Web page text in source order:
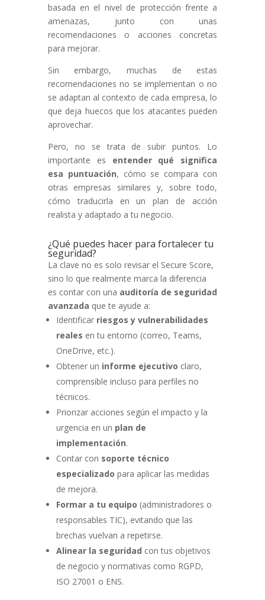
basada en el nivel de protección frente a
amenazas, junto con unas
recomendaciones o acciones concretas
para mejorar.
Sin embargo, muchas de estas
recomendaciones no se implementan o no
se adaptan al contexto de cada empresa, lo
que deja huecos que los atacantes pueden
aprovechar.
Pero, no se trata de subir puntos. Lo
importante es entender qué significa
esa puntuación, cómo se compara con
otras empresas similares y, sobre todo,
cómo traducirla en un plan de acción
realista y adaptado a tu negocio.
¿Qué puedes hacer para fortalecer tu
seguridad?
La clave no es solo revisar el Secure Score,
sino lo que realmente marca la diferencia
es contar con una auditoría de seguridad
avanzada que te ayude a:
Identificar riesgos y vulnerabilidades
reales en tu entorno (correo, Teams,
OneDrive, etc.).
Obtener un informe ejecutivo claro,
comprensible incluso para perfiles no
técnicos.
Priorizar acciones según el impacto y la
urgencia en un plan de
implementación.
Contar con soporte técnico
especializado para aplicar las medidas
de mejora.
Formar a tu equipo (administradores o
responsables TIC), evitando que las
brechas vuelvan a repetirse.
Alinear la seguridad con tus objetivos
de negocio y normativas como RGPD,
ISO 27001 o ENS.